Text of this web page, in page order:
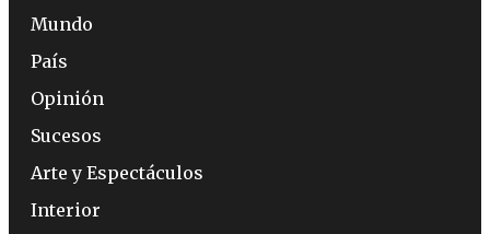
Mundo
País
Opinión
Sucesos
Arte y Espectáculos
Interior